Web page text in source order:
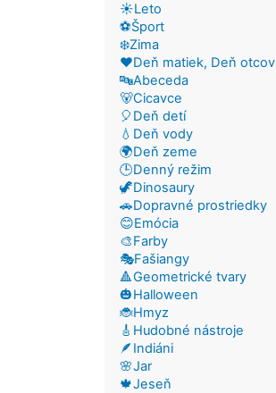
☀️Leto
⚽Šport
❄️Zima
❤️Deň matiek, Deň otcov
🔤Abeceda
🐻Cicavce
🎈Deň detí
💧Deň vody
🌍Deň zeme
🕒Denný režim
🦖Dinosaury
🚗Dopravné prostriedky
😊Emócia
🎨Farby
🎭Fašiangy
🔺Geometrické tvary
🎃Halloween
🐞Hmyz
🎸Hudobné nástroje
🪶Indiáni
🌸Jar
🍁Jeseň